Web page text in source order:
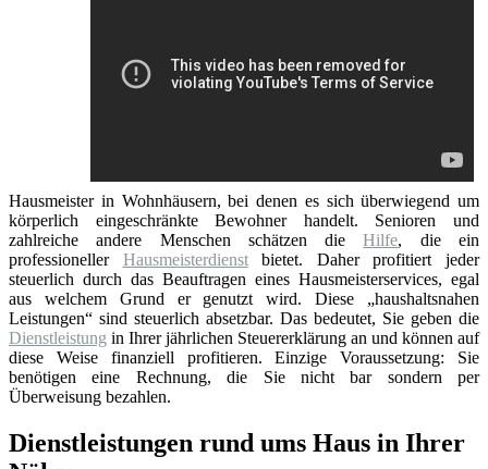
Hausmeister in Wohnhäusern, bei denen es sich überwiegend um
körperlich eingeschränkte Bewohner handelt. Senioren und
zahlreiche andere Menschen schätzen dieHilfe, die ein
professioneller Hausmeisterdienstbietet. Daher profitiert jeder
steuerlich durch das Beauftragen eines Hausmeisterservices, egal
aus welchem Grund er genutzt wird. Diese „haushaltsnahen
Leistungen“ sind steuerlich absetzbar. Das bedeutet, Sie geben die
Dienstleistung in Ihrer jährlichen Steuererklärung an und können auf
diese Weise finanziell profitieren. Einzige Voraussetzung: Sie
benötigen eine Rechnung, die Sie nicht bar sondern per
Überweisung bezahlen.
Dienstleistungen rund ums Haus in Ihrer